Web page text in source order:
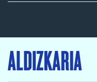
ALDIZKARIA